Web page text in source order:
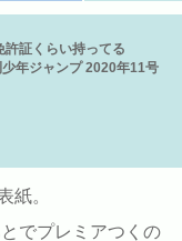
許証くらい持ってる
年ジャンプ 2020年11号
紙。
でプレミアつくの